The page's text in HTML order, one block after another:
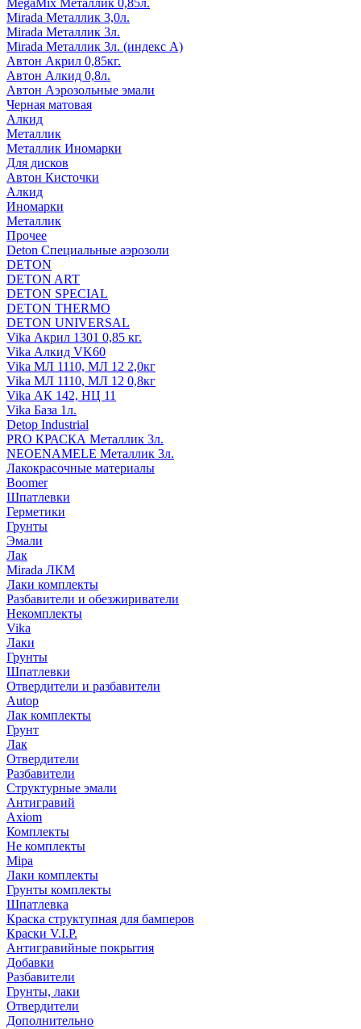
MegaMix Металлик 0,85л.
Mirada Металлик 3,0л.
Mirada Металлик 3л.
Mirada Металлик 3л. (индекс А)
Автон Акрил 0,85кг.
Автон Алкид 0,8л.
Автон Аэрозольные эмали
Черная матовая
Алкид
Металлик
Металлик Иномарки
Для дисков
Автон Кисточки
Алкид
Иномарки
Металлик
Прочее
Deton Специальные аэрозоли
DETON
DETON ART
DETON SPECIAL
DETON THERMO
DETON UNIVERSAL
Vika Акрил 1301 0,85 кг.
Vika Алкид VK60
Vika МЛ 1110, МЛ 12 2,0кг
Vika МЛ 1110, МЛ 12 0,8кг
Vika АК 142, НЦ 11
Vika База 1л.
Detop Industrial
PRO КРАСКА Металлик 3л.
NEOENAMELE Металлик 3л.
Лакокрасочные материалы
Boomer
Шпатлевки
Герметики
Грунты
Эмали
Лак
Mirada ЛКМ
Лаки комплекты
Разбавители и обезжириватели
Некомплекты
Vika
Лаки
Грунты
Шпатлевки
Отвердители и разбавители
Autop
Лак комплекты
Грунт
Лак
Отвердители
Разбавители
Структурные эмали
Антигравий
Axiom
Комплекты
Не комплекты
Mipa
Лаки комплекты
Грунты комплекты
Шпатлевка
Краска структупная для бамперов
Краски V.I.P.
Антигравийные покрытия
Добавки
Разбавители
Грунты, лаки
Отвердители
Дополнительно